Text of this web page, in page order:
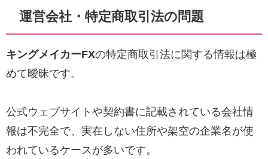
運営会社・特定商取引法の問題
キングメイカーFXの特定商取引法に関する情報は極
めて曖昧です。
公式ウェブサイトや契約書に記載されている会社情
報は不完全で、実在しない住所や架空の企業名が使
われているケースが多いです。